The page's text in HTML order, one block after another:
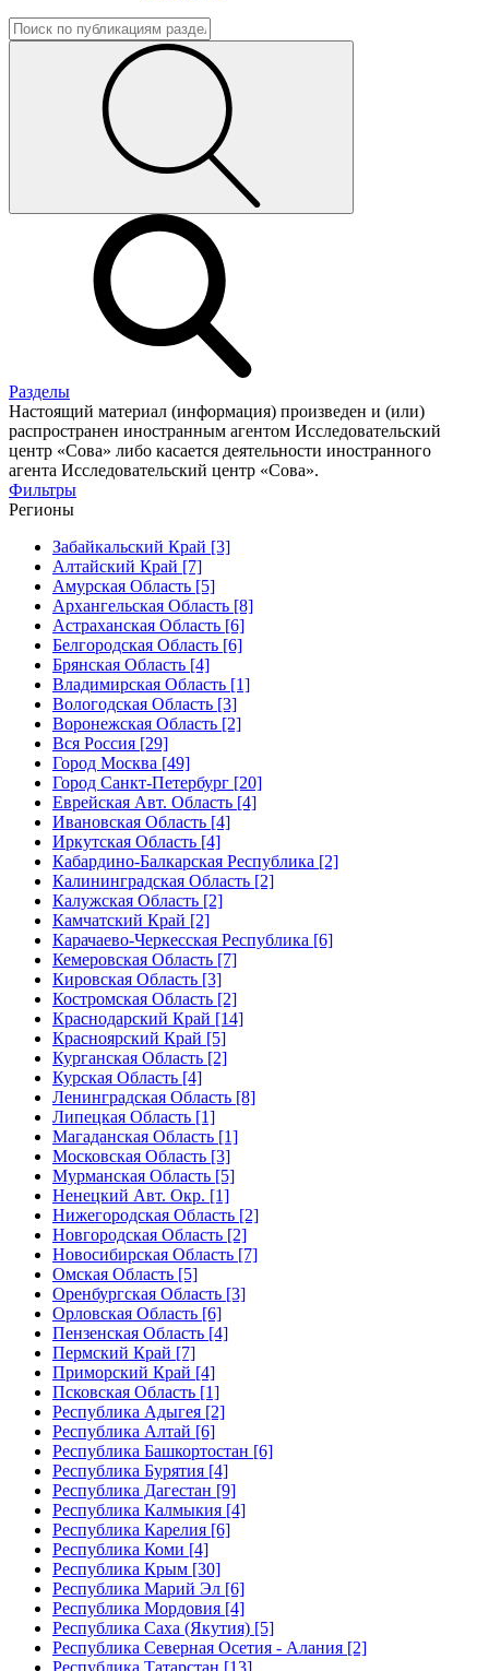
Разделы
Настоящий материал (информация) произведен и (или)
распространен иностранным агентом Исследовательский
центр «Сова» либо касается деятельности иностранного
агента Исследовательский центр «Сова».
Фильтры
Регионы
Забайкальский Край [3]
Алтайский Край [7]
Амурская Область [5]
Архангельская Область [8]
Астраханская Область [6]
Белгородская Область [6]
Брянская Область [4]
Владимирская Область [1]
Вологодская Область [3]
Воронежская Область [2]
Вся Россия [29]
Город Москва [49]
Город Санкт-Петербург [20]
Еврейская Авт. Область [4]
Ивановская Область [4]
Иркутская Область [4]
Кабардино-Балкарская Республика [2]
Калининградская Область [2]
Калужская Область [2]
Камчатский Край [2]
Карачаево-Черкесская Республика [6]
Кемеровская Область [7]
Кировская Область [3]
Костромская Область [2]
Краснодарский Край [14]
Красноярский Край [5]
Курганская Область [2]
Курская Область [4]
Ленинградская Область [8]
Липецкая Область [1]
Магаданская Область [1]
Московская Область [3]
Мурманская Область [5]
Ненецкий Авт. Окр. [1]
Нижегородская Область [2]
Новгородская Область [2]
Новосибирская Область [7]
Омская Область [5]
Оренбургская Область [3]
Орловская Область [6]
Пензенская Область [4]
Пермский Край [7]
Приморский Край [4]
Псковская Область [1]
Республика Адыгея [2]
Республика Алтай [6]
Республика Башкортостан [6]
Республика Бурятия [4]
Республика Дагестан [9]
Республика Калмыкия [4]
Республика Карелия [6]
Республика Коми [4]
Республика Крым [30]
Республика Марий Эл [6]
Республика Мордовия [4]
Республика Саха (Якутия) [5]
Республика Северная Осетия - Алания [2]
Республика Татарстан [13]